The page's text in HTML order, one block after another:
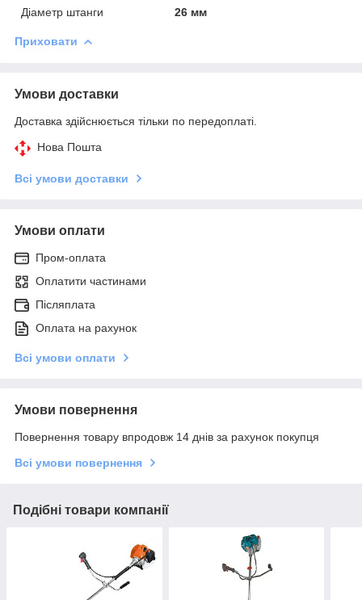
Діаметр штанги
26 мм
Приховати
Умови доставки
Доставка здійснюється тільки по передоплаті.
Нова Пошта
Всі умови доставки
Умови оплати
Пром-оплата
Оплатити частинами
Післяплата
Оплата на рахунок
Всі умови оплати
Умови повернення
Повернення товару впродовж 14 днів за рахунок покупця
Всі умови повернення
Подібні товари компанії